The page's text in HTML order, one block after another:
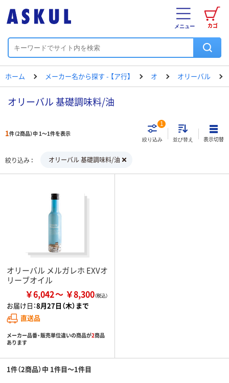
カゴ
メニュー
ホーム メーカー名から探す - 【ア行】 オ オリーバル
オリーバル 基礎調味料/油
1件（2商品）中 1～1件を表示
絞り込み
1
並び替え 表示切替
絞り込み オリーバル 基礎調味料/油
オリーバル メルガレホ EXVオ
リーブオイル
￥6,042 ￥8,300
お届け日：8月27日（木）まで
直送品
メーカー品番・販売単位違いの商品が2商品
あります
1件（2商品）中 1件目～1件目